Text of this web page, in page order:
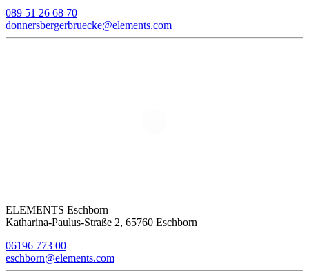
089 51 26 68 70
donnersbergerbruecke@elements.com
ELEMENTS Eschborn
Katharina-Paulus-Straße 2, 65760 Eschborn
06196 773 00
eschborn@elements.com